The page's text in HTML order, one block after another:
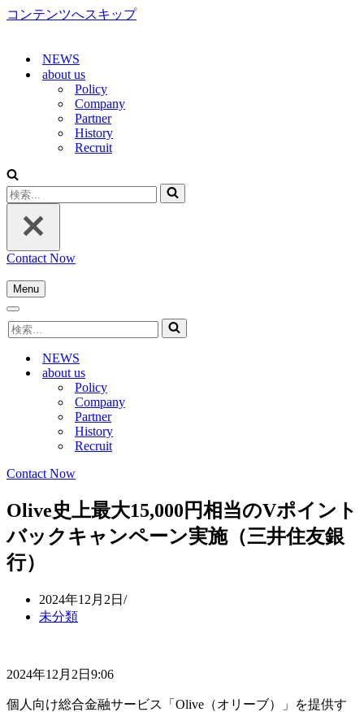
コンテンツへスキップ
NEWS
about us
Policy
Company
Partner
History
Recruit
検
索...
Contact Now
Menu
ナ
ゲ
シ
ョ
ナ
ビ
検
索...
NEWS
about us
Policy
Company
Partner
History
Recruit
Contact Now
Olive史上最大15,000円相当のVポイント
バックキャンペーン実施（三井住友銀
行）
2024年12月2日
未分類
2024年12月2日9:06
個人向け総合金融サービス「Olive（オリーブ）」を提供す